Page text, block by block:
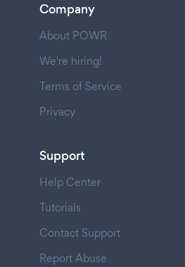
Company
About POWR
We're hiring!
Terms of Service
Privacy
Support
Help Center
Tutorials
Contact Support
Report Abuse